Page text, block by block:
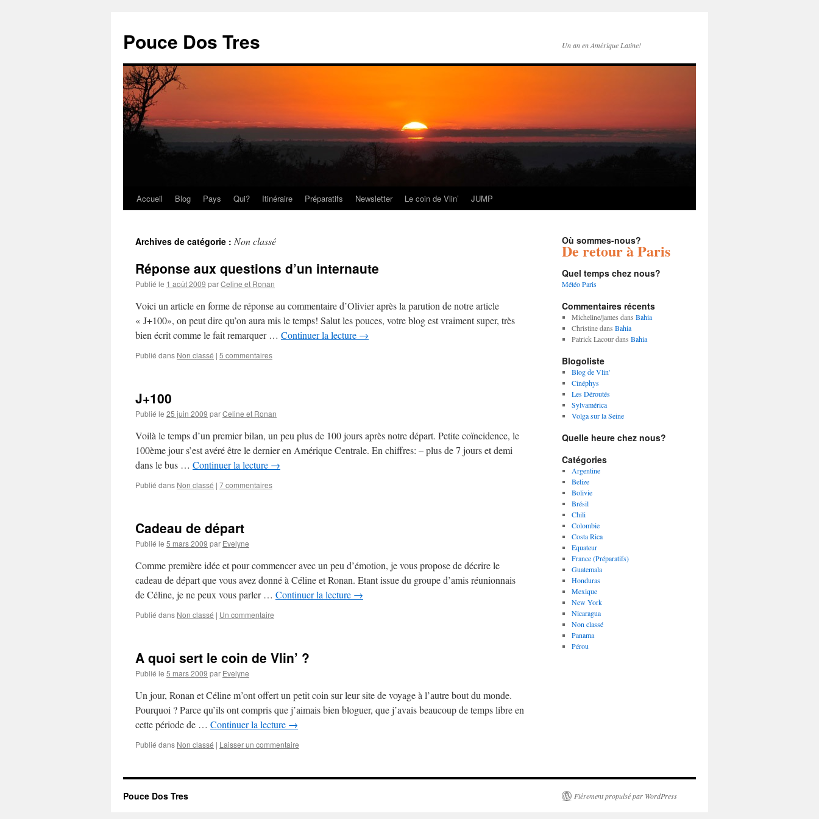
Pouce Dos Tres Un an en Amérique Latine!
Aller
contenu
Accueil Blog Pays Qui? Itinéraire Préparatifs Newsletter Le coin de Vlin’ JUMP
Archives de catégorie : Non classé
Réponse aux questions d’un internaute
Publié le 1 août 2009 parCeline et Ronan
Voici un article en forme de réponse au commentaire d’Olivier après la parution de notre article
« J+100», on peut dire qu’on aura mis le temps! Salut les pouces, votre blog est vraiment super, très
bien écrit comme le fait remarquer … Continuer la lecture →
Publié dans Non classé | 5 commentaires
J+100
Publié le 25 juin 2009 parCeline et Ronan
Voilà le temps d’un premier bilan, un peu plus de 100 jours après notre départ. Petite coïncidence, le
100ème jour s’est avéré être le dernier en Amérique Centrale. En chiffres: – plus de 7 jours et demi
dans le bus … Continuer la lecture →
Publié dans Non classé | 7 commentaires
Cadeau de départ
Publié le 5 mars 2009 par Evelyne
Comme première idée et pour commencer avec un peu d’émotion, je vous propose de décrire le
cadeau de départ que vous avez donné à Céline et Ronan. Etant issue du groupe d’amis réunionnais
de Céline, je ne peux vous parler … Continuer la lecture →
Publié dans Non classé | Un commentaire
A quoi sert le coin de Vlin’ ?
Publié le 5 mars 2009 par Evelyne
Un jour, Ronan et Céline m’ont offert un petit coin sur leur site de voyage à l’autre bout du monde.
Pourquoi ? Parce qu’ils ont compris que j’aimais bien bloguer, que j’avais beaucoup de temps libre en
cette période de … Continuer la lecture →
Publié dans Non classé | Laisser un commentaire
Où sommes-nous?
De retour à Paris
Quel temps chez nous?
Météo Paris
Commentaires récents
Micheline/james dans Bahia
Christinedans Bahia
Patrick Lacourdans Bahia
Blogoliste
Blog de Vlin'
Cinéphys
Les Déroutés
Sylvamérica
Volga sur la Seine
Quelle heure chez nous?
Catégories
Argentine
Belize
Bolivie
Brésil
Chili
Colombie
Costa Rica
Equateur
France (Préparatifs)
Guatemala
Honduras
Mexique
New York
Nicaragua
Non classé
Panama
Pérou
Pouce Dos Tres Fièrement propulsé par WordPress